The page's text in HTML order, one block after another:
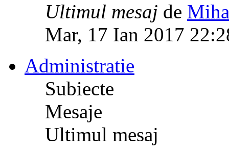
Ultimul mesaj de
Mar, 17 Ian 2017
Administratie
Subiecte
Mesaje
Ultimul mesaj